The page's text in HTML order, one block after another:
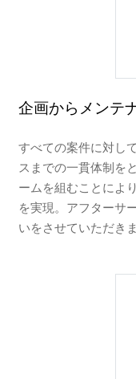
企画からメンテ
すべての案件に対し
スまでの一貫体制を
ームを組むことによ
を実現。アフターサ
いをさせていただきま